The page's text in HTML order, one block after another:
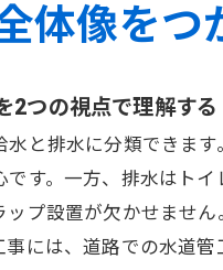
体像を
2つの視点で理解す
と排水に分類できま
す。一方、排水はト
ップ設置が欠かせませ
事には、道路での水道